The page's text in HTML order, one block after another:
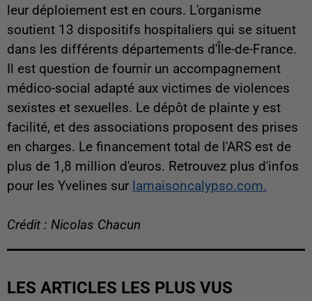
leur déploiement est en cours. L'organisme
soutient 13 dispositifs hospitaliers qui se situent
dans les différents départements d'Île-de-France.
Il est question de fournir un accompagnement
médico-social adapté aux victimes de violences
sexistes et sexuelles. Le dépôt de plainte y est
facilité, et des associations proposent des prises
en charges. Le financement total de l'ARS est de
plus de 1,8 million d'euros. Retrouvez plus d'infos
pour les Yvelines sur lamaisoncalypso.com.
Crédit : Nicolas Chacun
LES ARTICLES LES PLUS VUS